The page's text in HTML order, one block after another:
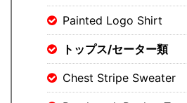
Painted Logo Shirt
トップス/セーター類
Chest Stripe Sweater